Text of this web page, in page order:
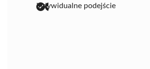
indywidualne podejście